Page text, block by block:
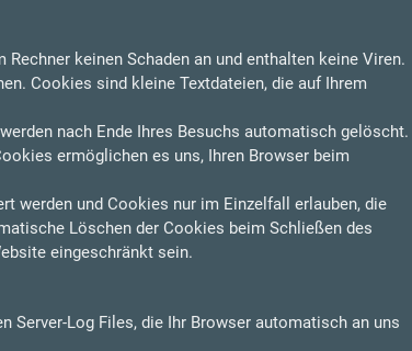
keinen Schaden an und enthalten keine Viren.
Cookies sind kleine Textdateien, die auf Ihrem
nach Ende Ihres Besuchs automatisch gelöscht.
ermöglichen es uns, Ihren Browser beim
werden und Cookies nur im Einzelfall erlauben, die
Löschen der Cookies beim Schließen des
eingeschränkt sein.
Server-Log Files, die Ihr Browser automatisch an uns